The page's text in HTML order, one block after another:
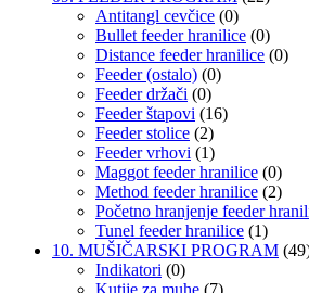
Antitangl cevčice (0)
Bullet feeder hranilice (0)
Distance feeder hranilice (0)
Feeder (ostalo) (0)
Feeder držači (0)
Feeder štapovi (16)
Feeder stolice (2)
Feeder vrhovi (1)
Maggot feeder hranilice (0)
Method feeder hranilice (2)
Početno hranjenje feeder
Tunel feeder hranilice (1)
10. MUŠIČARSKI PROGRAM
Indikatori (0)